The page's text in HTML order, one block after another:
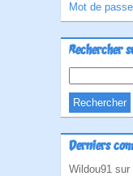
Mot de
Rechercher
Derniers
Wildou91 sur